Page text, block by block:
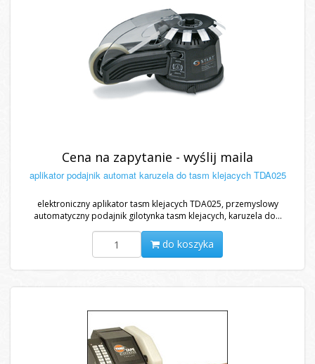
Cena na zapytanie - wyślij maila
aplikator podajnik automat karuzela do tasm klejacych TDA025
elektroniczny aplikator tasm klejacych TDA025, przemyslowy
automatyczny podajnik gilotynka tasm klejacych, karuzela do...
do koszyka